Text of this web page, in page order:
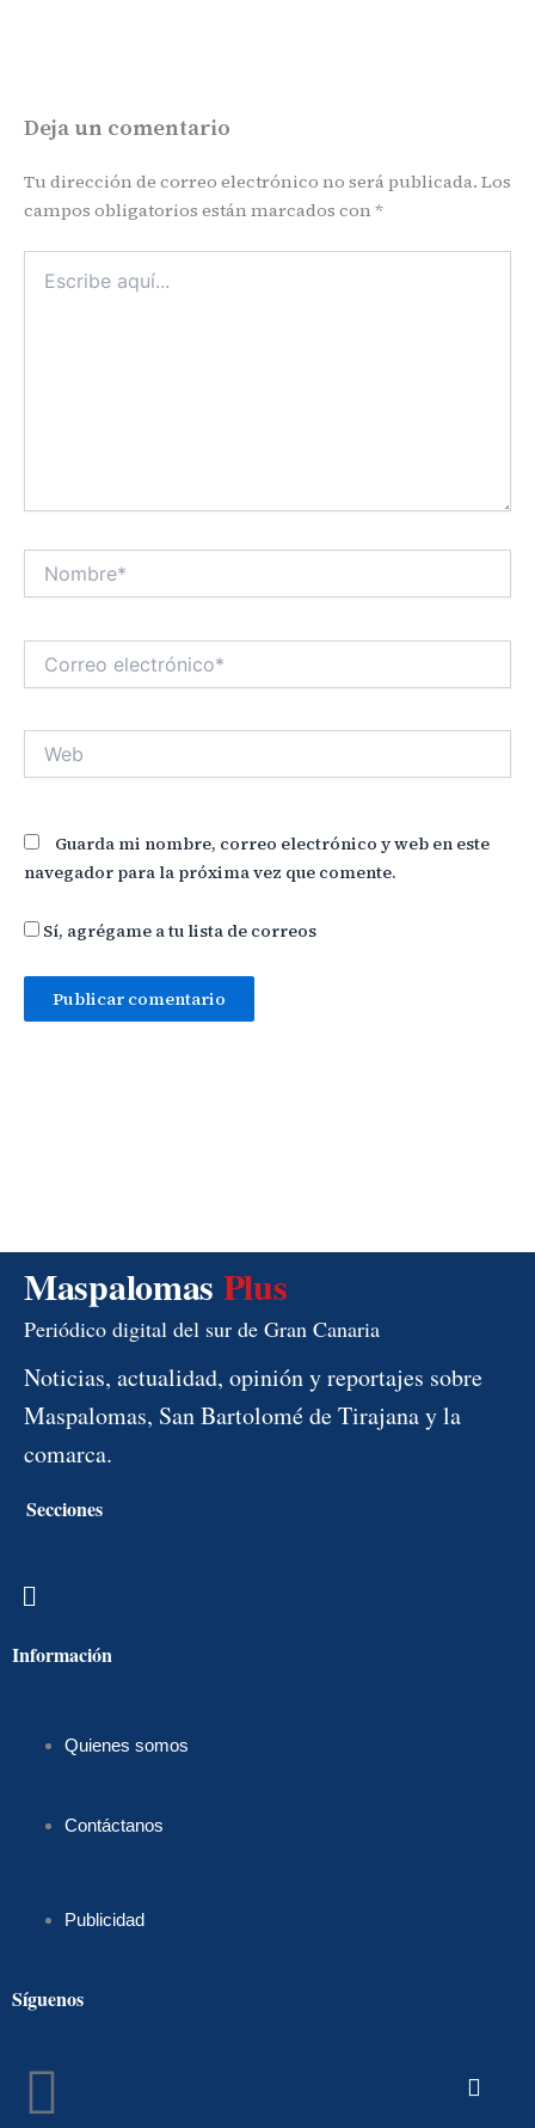
Deja un comentario
Tu dirección de correo electrónico no será publicada. Los
campos obligatorios están marcados con *
aquí...
Nombre*
electrónico*
Web
Guarda mi nombre, correo electrónico y web en este
navegador para la próxima vez que comente.
Sí, agrégame a tu lista de correos
Maspalomas Plus
Periódico digital del sur de Gran Canaria
Noticias, actualidad, opinión y reportajes sobre
Maspalomas, San Bartolomé de Tirajana y la
comarca.
Secciones
Menú
Información
Quienes somos
Contáctanos
Publicidad
Síguenos
Facebook
Instagram